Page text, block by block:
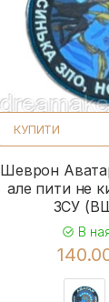
КУПИТИ
Шеврон
але пити не
ЗСУ
В